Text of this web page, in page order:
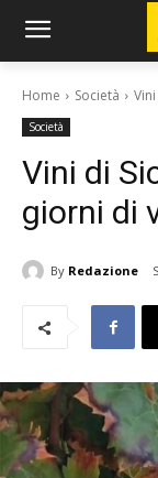
Home Società
Società
Vini di
giorni di
By Redazione